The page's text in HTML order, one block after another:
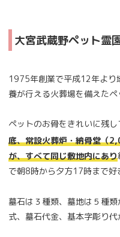
大宮武蔵野ペット霊
1975年創業で平成12年より
養が行える火葬場を備えたペ
ペットのお骨をきれいに残し
底、常設火葬炉・納骨堂（
が、すべて同じ敷地内にあり
で朝8時から夕方17時まで好
墓石は３種類、墓地は５種
式、墓石代金、基本字彫り代